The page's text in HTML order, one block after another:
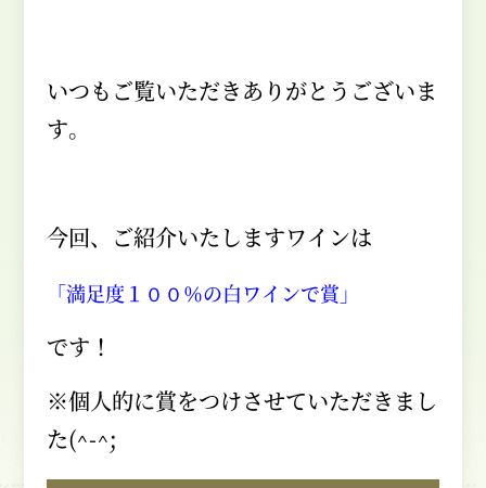
いつもご覧いただきありがとうございま
す。
今回、ご紹介いたしますワインは
「満足度１００％の白ワインで賞」
です！
※個人的に賞をつけさせていただきまし
た(^-^;